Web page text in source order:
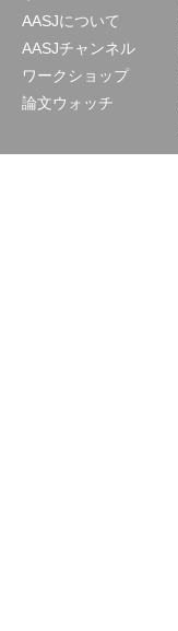
AASJについて
AASJチャンネル
ワークショップ
論文ウォッチ